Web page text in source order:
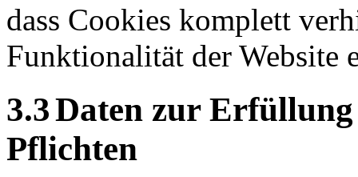
dass Cookies komplett
Funktionalität der Website
3.3Daten zur
Pflichten